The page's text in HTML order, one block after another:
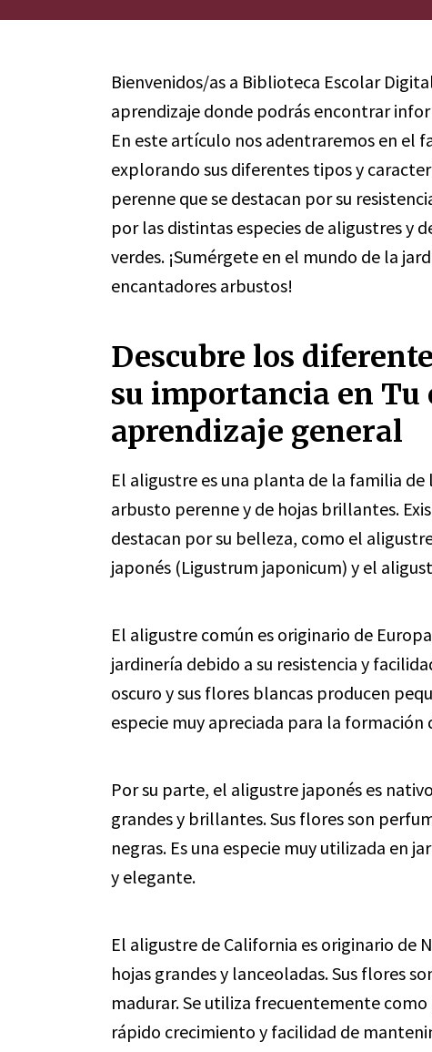
Bienvenidos/as a Biblioteca Escolar
aprendizaje donde podrás encontrar
En este artículo nos adentraremos en el
explorando sus diferentes tipos y
perenne que se destacan por su
por las distintas especies de aligustres y
verdes. ¡Sumérgete en el mundo de la
encantadores arbustos!
Descubre los
su importancia en Tu
aprendizaje general
El aligustre es una planta de la familia de
arbusto perenne y de hojas brillantes.
destacan por su belleza, como el
japonés (Ligustrum japonicum) y el
El aligustre común es originario de
jardinería debido a su resistencia y
oscuro y sus flores blancas producen
especie muy apreciada para la formación
Por su parte, el aligustre japonés es
grandes y brillantes. Sus flores son
negras. Es una especie muy utilizada en
y elegante.
El aligustre de California es originario de
hojas grandes y lanceoladas. Sus flores
madurar. Se utiliza frecuentemente
rápido crecimiento y facilidad de